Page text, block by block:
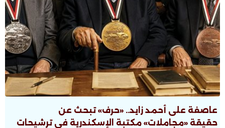
عاصفة على أحمد زايد.. «حرف» تبحث عن
حقيقة «مجاملات» مكتبة الإسكندرية فى ترشيحات